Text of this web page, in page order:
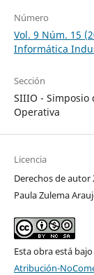
Número
Vol. 9 Núm. 15
Informática
Sección
SIIIO -
Operativa
Licencia
Derechos de autor
Paula Zulema
Esta obra está
Atribución-